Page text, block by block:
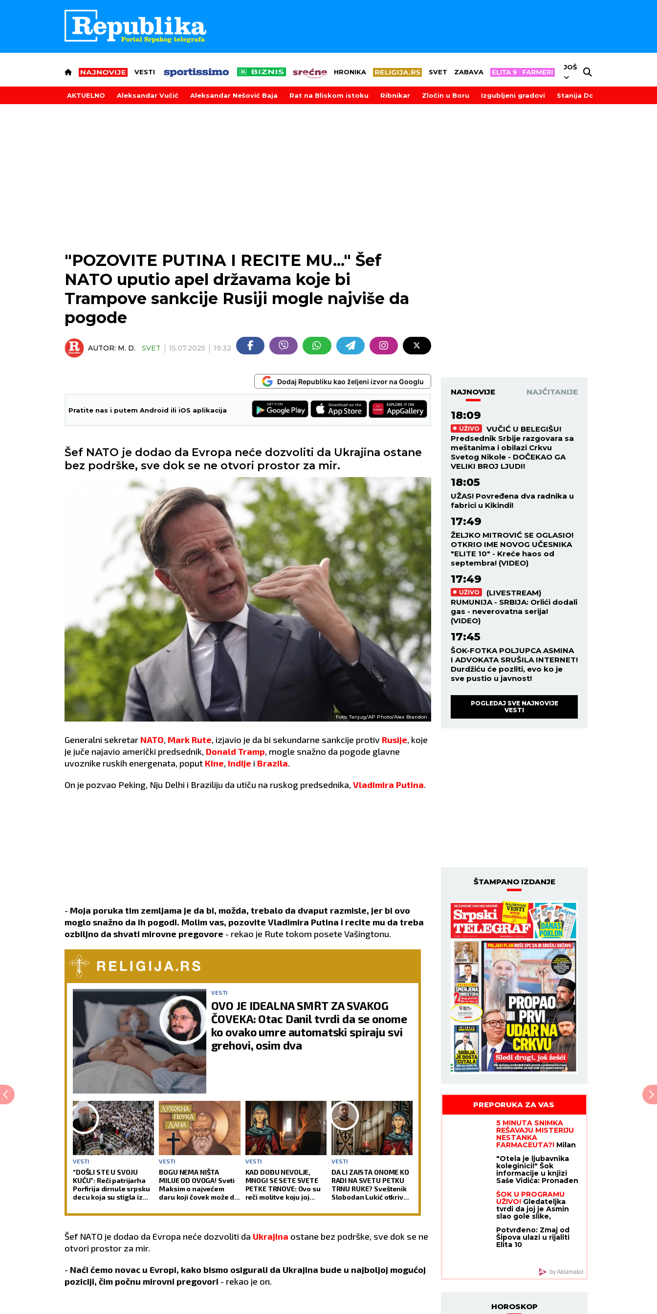
VESTI HRONIKA SVET ZABAVA
JOŠ
AKTUELNO Aleksandar Vučić Aleksandar Nešović Baja Rat na Bliskom istoku Ribnikar Zločin u Boru Izgubljeni gradovi Stanija Dobrojević
"POZOVITE PUTINA I RECITE MU..." Šef
NATO uputio apel državama koje bi
Trampove sankcije Rusiji mogle najviše da
pogode
AUTOR: M. D. SVET 15.07.2025 19:32
Dodaj Republiku kao željeni izvor na Googlu
Pratite nas i putem Android ili iOS aplikacija
Šef NATO je dodao da Evropa neće dozvoliti da Ukrajina ostane
bez podrške, sve dok se ne otvori prostor za mir.
Foto: Tanjug/AP Photo/Alex Brandon
Generalni sekretar NATO, Mark Rute, izjavio je da bi sekundarne sankcije protivRusije, koje
je juče najavio američki predsednik, Donald Tramp, mogle snažno da pogode glavne
uvoznike ruskih energenata, poput Kine, Indije i Brazila.
On je pozvao Peking, Nju Delhi i Braziliju da utiču na ruskog predsednika, Vladimira Putina.
- Moja poruka tim zemljama je da bi, možda, trebalo da dvaput razmisle, jer bi ovo
moglo snažno da ih pogodi. Molim vas, pozovite Vladimira Putina i recite mu da treba
ozbiljno da shvati mirovne pregovore - rekao je Rute tokom posete Vašingtonu.
VESTI
OVO JE IDEALNA SMRT ZA SVAKOG
ČOVEKA: Otac Danil tvrdi da se onome
ko ovako umre automatski spiraju svi
grehovi, osim dva
VESTI
“DOŠLI STE U SVOJU
KUĆU”: Reči patrijarha
Porfirija dirnule srpsku
decu koja su stigla iz
VESTI
BOGU NEMA NIŠTA
MILIJE OD OVOGA! Sveti
Maksim o najvećem
daru koji čovek može da
VESTI
KAD DOĐU NEVOLJE,
MNOGI SE SETE SVETE
PETKE TRNOVE: Ovo su
reči molitve koju joj
VESTI
DA LI ZAISTA ONOME KO
RADI NA SVETU PETKU
TRNU RUKE? Sveštenik
Slobodan Lukić otkriva
ovih verovanja
Šef NATO je dodao da Evropa neće dozvoliti da Ukrajina ostane bez podrške, sve dok se ne
otvori prostor za mir.
- Naći ćemo novac u Evropi, kako bismo osigurali da Ukrajina bude u najboljoj mogućoj
poziciji, čim počnu mirovni pregovori - rekao je on.
NAJNOVIJE NAJČITANIJE
18:09
UŽIVO
VUČIĆ U BELEGIŠU!
Predsednik Srbije razgovara sa
meštanima i obilazi Crkvu
Svetog Nikole - DOČEKAO GA
VELIKI BROJ LJUDI!
18:05
UŽAS! Povređena dva radnika u
fabrici u Kikindi!
17:49
ŽELJKO MITROVIĆ SE OGLASIO!
OTKRIO IME NOVOG UČESNIKA
"ELITE 10" - Kreće haos od
septembra! (VIDEO)
17:49
UŽIVO
(LIVESTREAM)
RUMUNIJA - SRBIJA: Orlići dodali
gas - neverovatna serija!
(VIDEO)
17:45
ŠOK-FOTKA POLJUPCA ASMINA
I ADVOKATA SRUŠILA INTERNET!
Durdžiću će pozliti, evo ko je
sve pustio u javnost!
POGLEDAJ SVE NAJNOVIJE
VESTI
ŠTAMPANO IZDANJE
PREPORUKA ZA VAS
5 MINUTA SNIMKA
REŠAVAJU MISTERIJU
NESTANKA
FARMACEUTA?! Milan
otišao na posao i više
ga NIKO NIJE VIDEO:
Supruzi je poslao OVU
poruku (FOTO)
"Otela je ljubavnika
koleginici!" Šok
informacije u knjizi
Saše Vidića: Pronađen
je pre smrti pisao
ŠOK U PROGRAMU
UŽIVO! Gledateljka
tvrdi da joj je Asmin
slao gole slike,
se na sudu,
iskorišćavaš žene za
pare"
Potvrđeno: Zmaj od
Šipova ulazi u rijaliti
Elita 10
by Aklamator
HOROSKOP